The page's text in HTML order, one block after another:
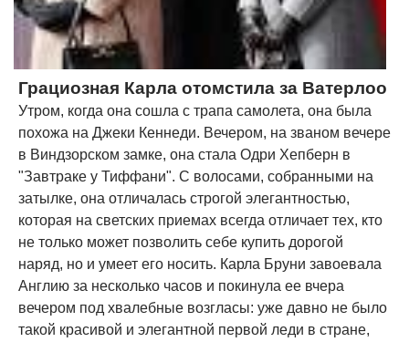
Грациозная Карла отомстила за Ватерлоо
Утром, когда она сошла с трапа самолета, она была
похожа на Джеки Кеннеди. Вечером, на званом вечере
в Виндзорском замке, она стала Одри Хепберн в
"Завтраке у Тиффани". С волосами, собранными на
затылке, она отличалась строгой элегантностью,
которая на светских приемах всегда отличает тех, кто
не только может позволить себе купить дорогой
наряд, но и умеет его носить. Карла Бруни завоевала
Англию за несколько часов и покинула ее вчера
вечером под хвалебные возгласы: уже давно не было
такой красивой и элегантной первой леди в стране,